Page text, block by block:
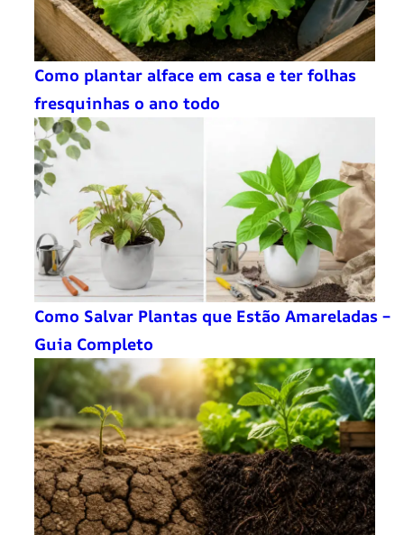
Como plantar alface em casa e ter folhas
fresquinhas o ano todo
Como Salvar Plantas que Estão Amareladas –
Guia Completo